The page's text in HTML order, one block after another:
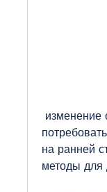
на ранней
методы для